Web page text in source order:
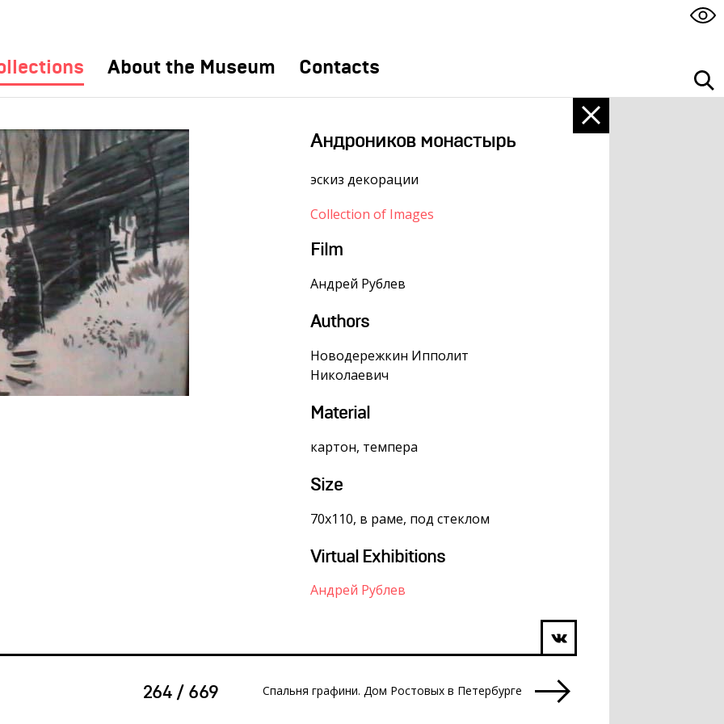
About the Museum Contacts
Андроников монастырь
эскиз декорации
Collection of Images
Film
Андрей Рублев
Authors
Новодережкин Ипполит
Николаевич
Material
картон, темпера
Size
70х110, в раме, под стеклом
Virtual Exhibitions
Андрей Рублев
264 / 669 Спальня графини. Дом Ростовых в Петербурге